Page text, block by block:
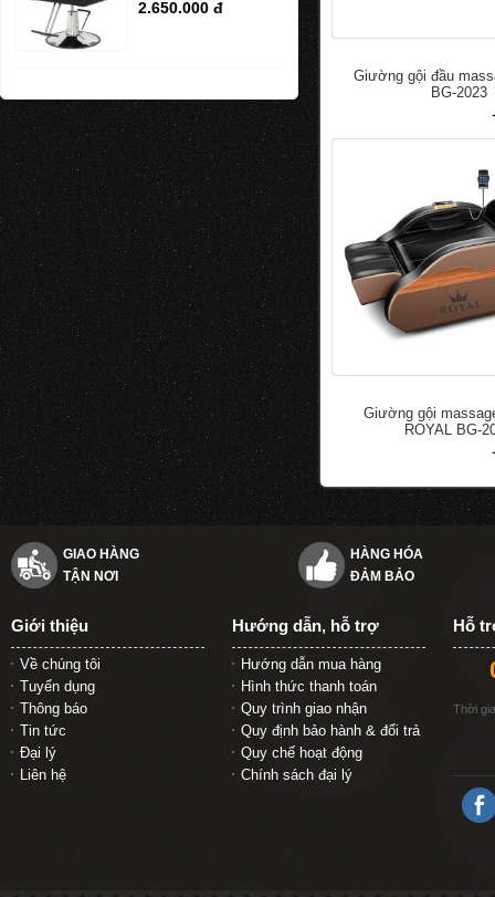
2.650.000 đ
Giường gội đầu
BG-2023
Giường gội
ROYAL BG-
GIAO HÀNG
TẬN NƠI
HÀNG HÓA
ĐẢM BẢO
Giới thiệu
Về chúng tôi
Tuyển dụng
Thông báo
Tin tức
Đại lý
Liên hệ
Hướng dẫn, hỗ trợ
Hướng dẫn mua hàng
Hình thức thanh toán
Quy trình giao nhận
Quy định bảo hành & đổi trả
Quy chế hoạt động
Chính sách đại lý
Hỗ
Thời